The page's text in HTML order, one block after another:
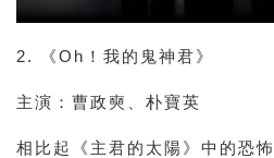
2. 《Oh！我的鬼神君》
主演： 曹政奭、朴寶英
相比起《主君的太陽》中的恐